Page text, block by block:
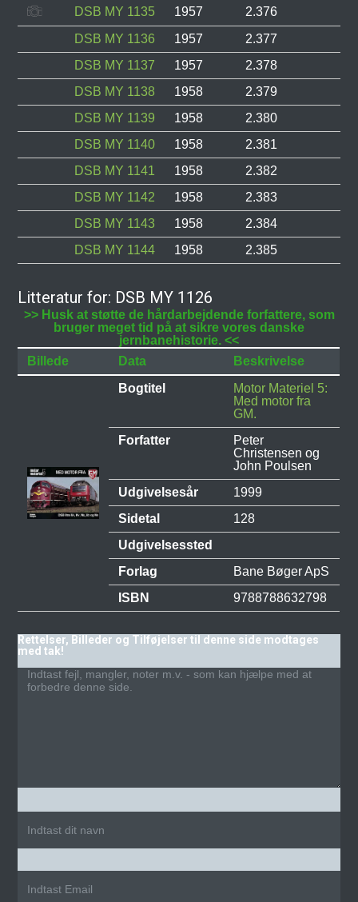
DSB MY 1135
1957 2.376
DSB MY 1136
1957 2.377
DSB MY 1137
1957 2.378
DSB MY 1138
1958 2.379
DSB MY 1139
1958 2.380
DSB MY 1140
1958 2.381
DSB MY 1141
1958 2.382
DSB MY 1142
1958 2.383
DSB MY 1143
1958 2.384
DSB MY 1144
1958 2.385
Litteratur for: DSB MY 1126
>> Husk at støtte de hårdarbejdende forfattere, som
bruger meget tid på at sikre vores danske
jernbanehistorie. <<
Billede
Data
Beskrivelse
Bogtitel
Motor Materiel 5:
Med motor fra
GM.
Forfatter
Peter
Christensen og
John Poulsen
Udgivelsesår
1999
Sidetal
128
Udgivelsessted
Forlag
Bane Bøger ApS
ISBN
9788788632798
Rettelser, Billeder og Tilføjelser til denne side modtages
med tak!